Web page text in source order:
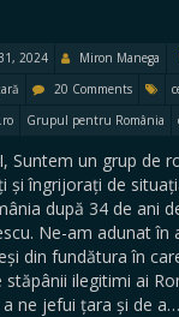
2024 Miron Manega
20 Comments
Grupul pentru România
Suntem un grup de
și îngrijorați de
după 34 de ani
Ne-am adunat în
din fundătura în
stăpânii ilegitimi ai
a ne jefui țara și de a…